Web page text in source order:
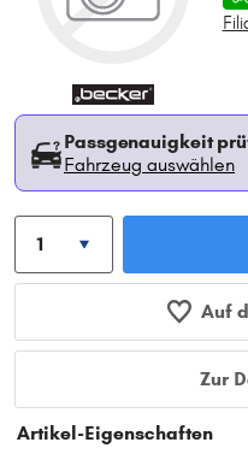
Passgenauigkeit
Fahrzeug auswählen
Auf
Zur
Artikel-Eigenschaften